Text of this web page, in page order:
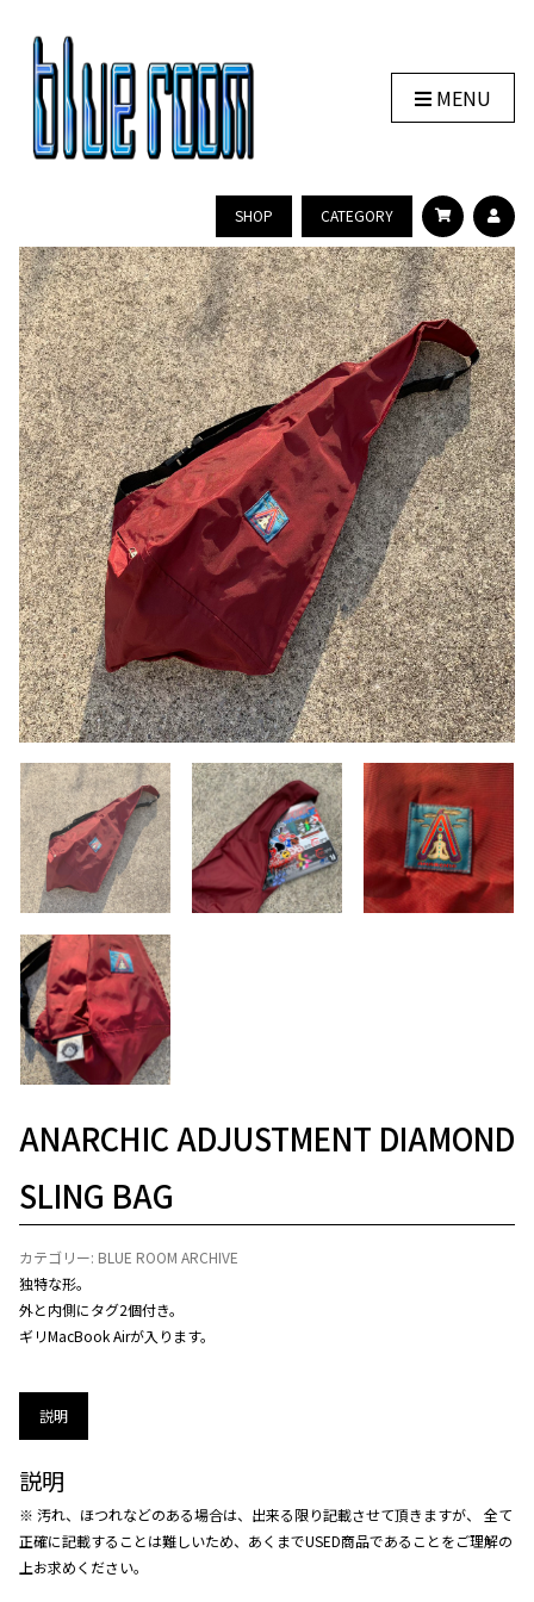
MENU
SHOP CATEGORY
ANARCHIC ADJUSTMENT DIAMOND
SLING BAG
カテゴリー: BLUE ROOM ARCHIVE
独特な形。
外と内側にタグ2個付き。
ギリMacBook Airが入ります。
説明
説明
※ 汚れ、ほつれなどのある場合は、出来る限り記載させて頂きますが、 全て
正確に記載することは難しいため、あくまでUSED商品であることをご理解の
上お求めください。